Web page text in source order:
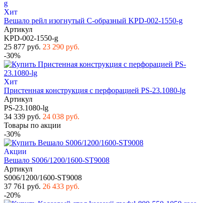
Хит
Вешало рейл изогнутый С-образный KPD-002-1550-g
Артикул
KPD-002-1550-g
25 877 руб. 23 290 руб.
-30%
Хит
Пристенная конструкция с перфорацией PS-23.1080-lg
Артикул
PS-23.1080-lg
34 339 руб. 24 038 руб.
Товары по акции
-30%
Акции
Вешало S006/1200/1600-ST9008
Артикул
S006/1200/1600-ST9008
37 761 руб. 26 433 руб.
-20%